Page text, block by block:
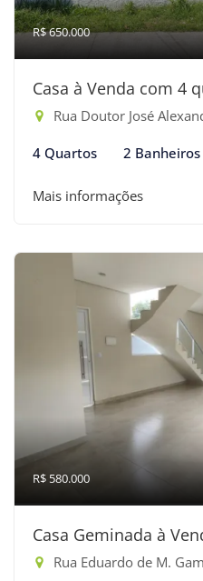
R$ 650.000
Casa à Venda com 4
Rua Doutor José Alexandre De
4 Quartos 2 Banheiros
Mais informações
R$ 580.000
Casa Geminada à
Rua Eduardo de M.